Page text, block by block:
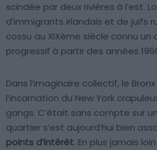
scindée par deux rivières à l’est.
d’immigrants irlandais et de juifs
cossu au XIXème siècle connu
progressif à partir des années
Dans l’imaginaire collectif, le
l’incarnation du New York
gangs. C’était sans compte sur un
quartier s’est aujourd’hui bien
points d’intérêt. En plus jamais